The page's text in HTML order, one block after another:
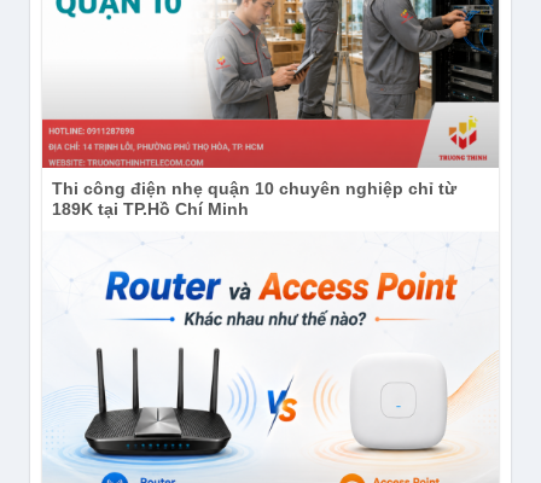
Thi công điện nhẹ quận 10 chuyên nghiệp chỉ từ
189K tại TP.Hồ Chí Minh